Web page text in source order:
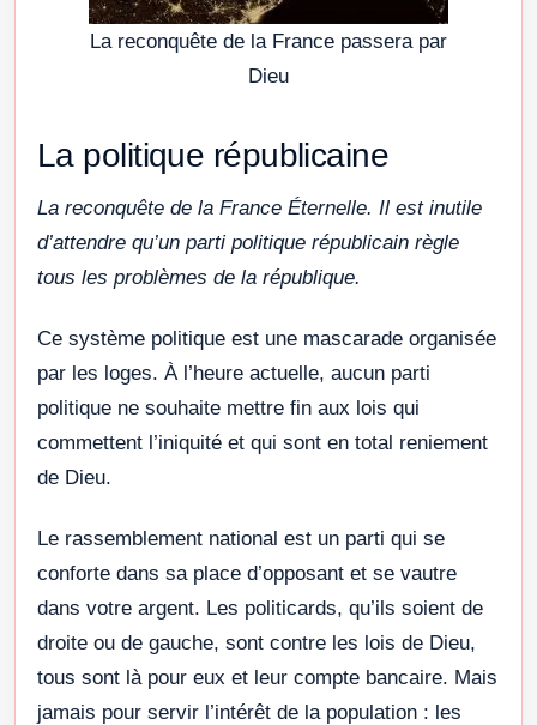
La reconquête de la France passera par
Dieu
La politique républicaine
La reconquête de la France Éternelle. Il est inutile
d’attendre qu’un parti politique républicain règle
tous les problèmes de la république.
Ce système politique est une mascarade organisée
par les loges. À l’heure actuelle, aucun parti
politique ne souhaite mettre fin aux lois qui
commettent l’iniquité et qui sont en total reniement
de Dieu.
Le rassemblement national est un parti qui se
conforte dans sa place d’opposant et se vautre
dans votre argent. Les politicards, qu’ils soient de
droite ou de gauche, sont contre les lois de Dieu,
tous sont là pour eux et leur compte bancaire. Mais
jamais pour servir l’intérêt de la population : les